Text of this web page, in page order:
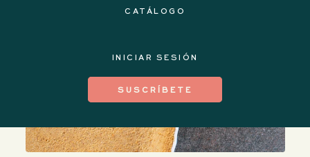
CATÁLOGO
INICIAR SESIÓN
SUSCRÍBETE